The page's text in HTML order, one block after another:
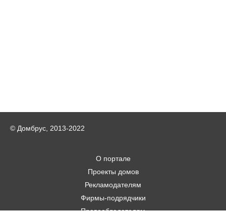
© Домбрус, 2013-2022
О портале
Проекты домов
Рекламодателям
Фирмы-подрядчики